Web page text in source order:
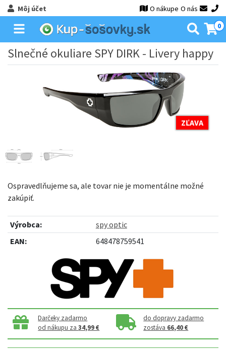
Môj účet O nákupe O nás
0
Slnečné okuliare SPY DIRK - Livery happy
ZĽAVA
Ospravedlňujeme sa, ale tovar nie je momentálne možné
zakúpiť.
Výrobca:
spy optic
EAN:
648478759541
Darčeky zadarmo
od nákupu za34,99 €
do dopravy zadarmo
zostáva 66,40 €